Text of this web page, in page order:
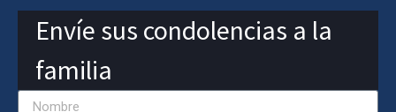
Envíe sus condolencias a la
familia